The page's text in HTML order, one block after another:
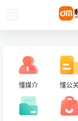
懂媒介 懂公